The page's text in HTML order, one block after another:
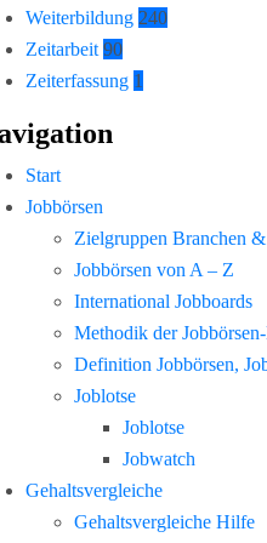
Weiterbildung 240
Zeitarbeit 90
Zeiterfassung 1
Start
Jobbörsen
Zielgruppen Branchen
Jobbörsen von A – Z
International Jobboards
Methodik der
Definition Jobbörsen,
Joblotse
Joblotse
Jobwatch
Gehaltsvergleiche
Gehaltsvergleiche Hilfe